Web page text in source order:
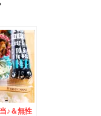
♪＆無性